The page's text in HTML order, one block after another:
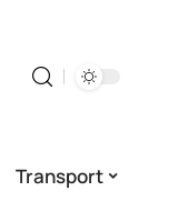
Transport